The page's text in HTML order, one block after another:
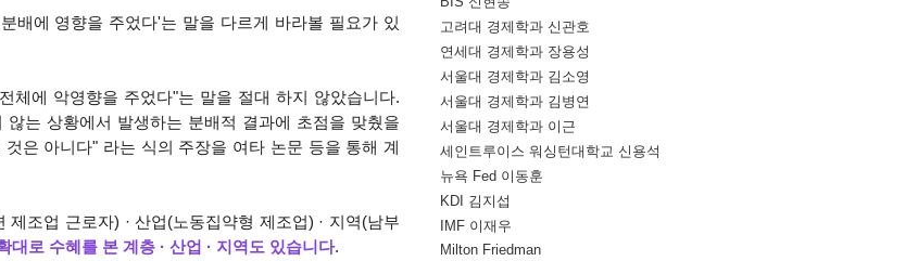
배에 영향을 주었다'는 말을 다르게 바라볼 필요가 있
체에 악영향을 주었다"는 말을 절대 하지 않았습니다.
는 상황에서 발생하는 분배적 결과에 초점을 맞췄을
은 아니다" 라는 식의 주장을 여타 논문 등을 통해 계
제조업 근로자) · 산업(노동집약형 제조업) · 지역(남부
대로 수혜를 본 계층 · 산업 · 지역 도 있습니다.
고려대 경제학과 신관호
연세대 경제학과 장용성
서울대 경제학과 김소영
서울대 경제학과 김병연
서울대 경제학과 이근
세인트루이스 워싱턴대학교 신용석
뉴욕 Fed 이동훈
KDI 김지섭
IMF 이재우
Milton Friedman